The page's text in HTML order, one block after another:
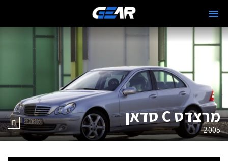
מרצדס C סדאן
2005